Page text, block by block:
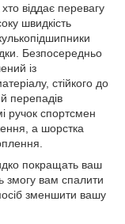
віддає перевагу
швидкість
Безпосередньо
із
стійкого до
перепадів
ручок спортсмен
а шорстка
покращать ваш
змогу вам спалити
зменшити вашу